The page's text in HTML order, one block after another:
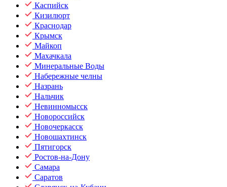
Каспийск
Кизилюрт
Краснодар
Крымск
Майкоп
Махачкала
Минеральные Воды
Набережные челны
Назрань
Нальчик
Невинномысск
Новороссийск
Новочеркасск
Новошахтинск
Пятигорск
Ростов-на-Дону
Самара
Саратов